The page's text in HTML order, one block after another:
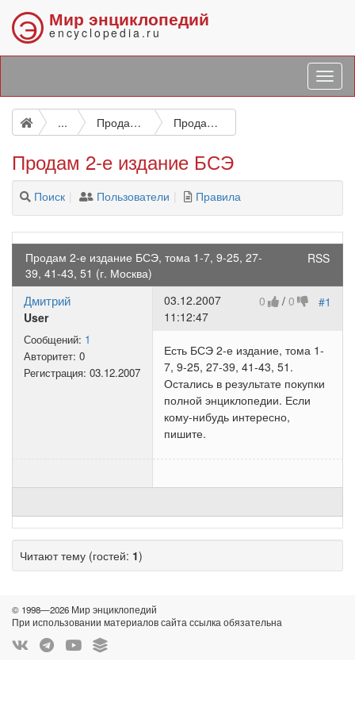
Э Мир энциклопедий
encyclopedia.ru
... Продажа энциклопедий Продам 2-е издание БСЭ
Продам 2-е издание БСЭ
Поиск Пользователи Правила
RSS
Продам 2-е издание БСЭ, тома 1-7, 9-25, 27-
39, 41-43, 51 (г. Москва)
Дмитрий
User
Сообщений: 1
Авторитет: 0
Регистрация: 03.12.2007
#1
0 / 0
03.12.2007
11:12:47
Есть БСЭ 2-е издание, тома 1-
7, 9-25, 27-39, 41-43, 51.
Остались в результате покупки
полной энциклопедии. Если
кому-нибудь интересно,
пишите.
Читают тему (гостей: 1)
© 1998—2026 Мир энциклопедий
При использовании материалов сайта ссылка обязательна